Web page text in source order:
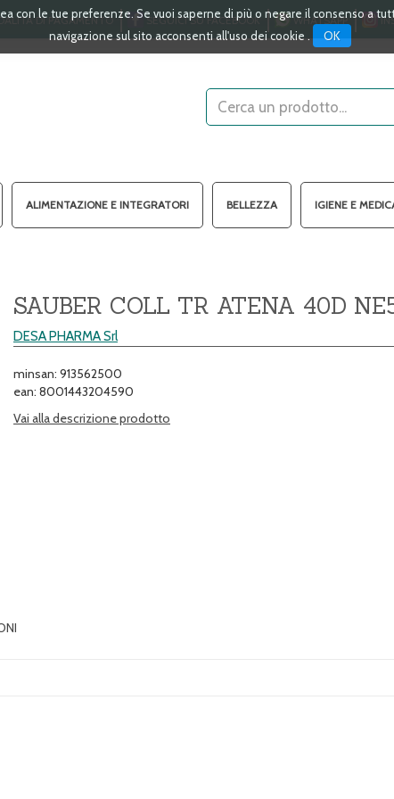
con le tue preferenze. Se vuoi saperne di più o negare il consenso a
navigazione sul sito acconsenti all'uso dei cookie .
OK
DI PAGAMENTO SEGUICI SU FACEBOOK WHATSAPP
Cerca
Prodotto
ALIMENTAZIONE E INTEGRATORI BELLEZZA IGIENE E
SAUBER COLL TR ATENA 40D
DESA PHARMA Srl
minsan: 913562500
ean: 8001443204590
Vai alla descrizione prodotto